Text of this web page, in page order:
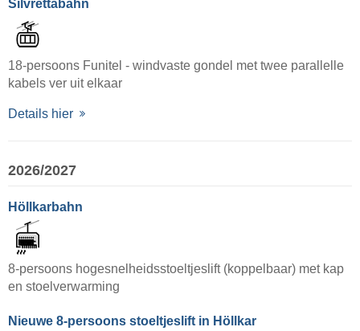
Silvrettabahn
18-persoons Funitel - windvaste gondel met twee parallelle
kabels ver uit elkaar
Details hier
2026/2027
Höllkarbahn
8-persoons hogesnelheidsstoeltjeslift (koppelbaar) met kap
en stoelverwarming
Nieuwe 8-persoons stoeltjeslift in Höllkar